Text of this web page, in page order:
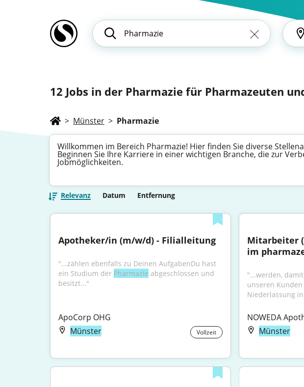
12 Jobs in der Pharmazie für Pharmazeuten
> Münster > Pharmazie
Willkommen im Bereich Pharmazie! Hier finden Sie diverse
Beginnen Sie Ihre Karriere in einer wichtigen Branche, die zur
Jobmöglichkeiten.
Relevanz Datum Entfernung
Apotheker/in (m/w/d) - Filialleitung
"...zählen ebenfalls zu Deinen AufgabenDu hast
ein Studium der Pharmazie abgeschlossen und
besitzt..."
ApoCorp OHG
Münster
Vollzeit
Mitarbeiter
im
"...werden,
unseren
Niederlassung in
NOWEDA
Münster